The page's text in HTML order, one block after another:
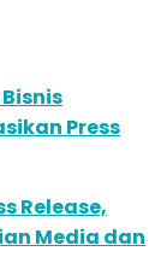
Press
Release,
Media dan